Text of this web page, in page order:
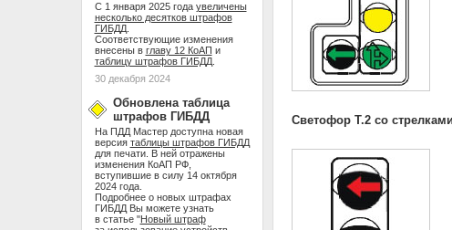
С 1 января 2025 года увеличены
несколько десятков штрафов
ГИБДД.
Соответствующие изменения
внесены в главу 12 КоАП и
таблицу штрафов ГИБДД.
30 декабря 2024
Обновлена таблица
штрафов ГИБДД
На ПДД Мастер доступна новая
версия таблицы штрафов ГИБДД
для печати. В ней отражены
изменения КоАП РФ,
вступившие в силу 14 октября
2024 года.
Подробнее о новых штрафах
ГИБДД Вы можете узнать
в статье "Новый штраф
Светофор Т.2 со